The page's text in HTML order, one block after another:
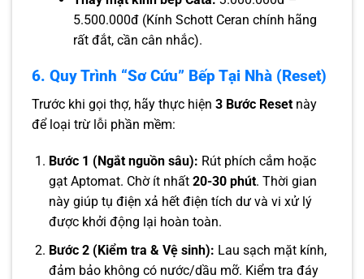
5.500.000đ (Kính Schott Ceran chính hãng
rất đắt, cần cân nhắc).
6. Quy Trình “Sơ Cứu” Bếp Tại Nhà (Reset)
Trước khi gọi thợ, hãy thực hiện 3 Bước Reset này
để loại trừ lỗi phần mềm:
Bước 1 (Ngắt nguồn sâu): Rút phích cắm hoặc
gạt Aptomat. Chờ ít nhất 20-30 phút. Thời gian
này giúp tụ điện xả hết điện tích dư và vi xử lý
được khởi động lại hoàn toàn.
Bước 2 (Kiểm tra & Vệ sinh): Lau sạch mặt kính,
đảm bảo không có nước/dầu mỡ. Kiểm tra đáy